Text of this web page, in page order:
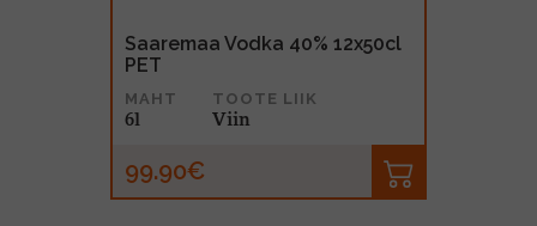
Saaremaa Vodka 40% 12x50cl
PET
MAHT
6l
TOOTE LIIK
Viin
99.90€